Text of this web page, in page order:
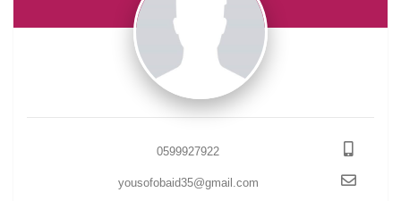
0599927922
yousofobaid35@gmail.com